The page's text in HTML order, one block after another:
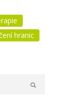
hranic